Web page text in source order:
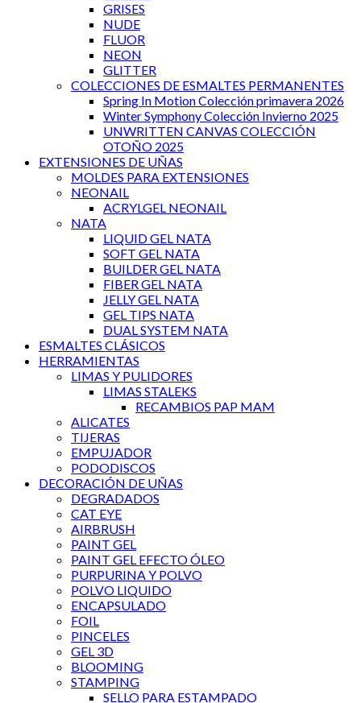
GRISES
NUDE
FLUOR
NEON
GLITTER
COLECCIONES DE ESMALTES PERMANENTES
Spring In Motion Colección primavera 2026
Winter Symphony Colección Invierno 2025
UNWRITTEN CANVAS COLECCIÓN
OTOÑO 2025
EXTENSIONES DE UÑAS
MOLDES PARA EXTENSIONES
NEONAIL
ACRYLGEL NEONAIL
NATA
LIQUID GEL NATA
SOFT GEL NATA
BUILDER GEL NATA
FIBER GEL NATA
JELLY GEL NATA
GEL TIPS NATA
DUAL SYSTEM NATA
ESMALTES CLÁSICOS
HERRAMIENTAS
LIMAS Y PULIDORES
LIMAS STALEKS
RECAMBIOS PAP MAM
ALICATES
TIJERAS
EMPUJADOR
PODODISCOS
DECORACIÓN DE UÑAS
DEGRADADOS
CAT EYE
AIRBRUSH
PAINT GEL
PAINT GEL EFECTO ÓLEO
PURPURINA Y POLVO
POLVO LIQUIDO
ENCAPSULADO
FOIL
PINCELES
GEL 3D
BLOOMING
STAMPING
SELLO PARA ESTAMPADO